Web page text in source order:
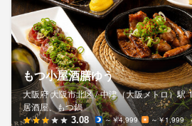
もつ小屋酒膳ゆう
大阪府 大阪市北区 / 中津（大阪メトロ）駅
居酒屋、もつ鍋
3.08 ～￥4,999 ～￥1,999